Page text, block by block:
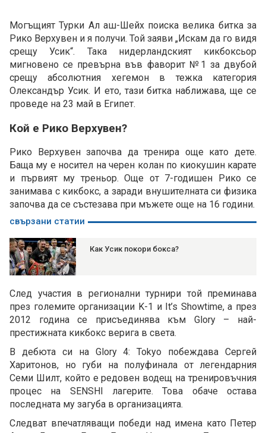
Mогъщият Турки Ал аш-Шейх поиска велика битка за
Рико Верхувен и я получи. Той заяви „Искам да го видя
срещу Усик“. Така нидерландският кикбоксьор
мигновено се превърна във фаворит №1 за двубой
срещу абсолютния хегемон в тежка категория
Олександър Усик. И ето, тази битка наближава, ще се
проведе на 23 май в Египет.
Кой е Рико Верхувен?
Рико Верхувен започва да тренира още като дете.
Баща му е носител на черен колан по киокушин карате
и първият му треньор. Още от 7-годишен Рико се
занимава с кикбокс, а заради внушителната си физика
започва да се състезава при мъжете още на 16 години.
свързани статии
Как Усик покори бокса?
След участия в регионални турнири той преминава
през големите организации K-1 и It’s Showtime, а през
2012 година се присъединява към Glory – най-
престижната кикбокс верига в света.
В дебюта си на Glory 4: Tokyo побеждава Сергей
Харитонов, но губи на полуфинала от легендарния
Семи Шилт, който е редовен водещ на тренировъчния
процес на SENSHI лагерите. Това обаче остава
последната му загуба в организацията.
Следват впечатляващи победи над имена като Петер